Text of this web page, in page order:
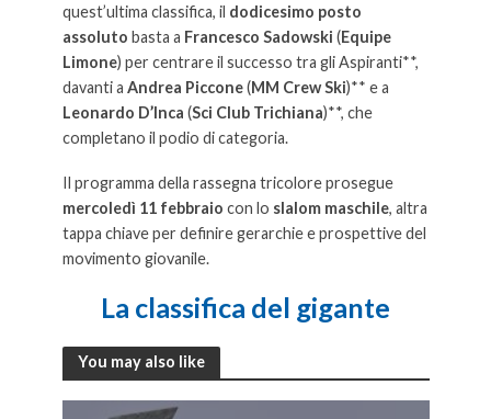
quest’ultima classifica, il dodicesimo posto
assoluto basta a Francesco Sadowski (Equipe
Limone) per centrare il successo tra gli Aspiranti**,
davanti a Andrea Piccone(MM Crew Ski)** e a
Leonardo D’Inca (Sci Club Trichiana)**, che
completano il podio di categoria.
Il programma della rassegna tricolore prosegue
mercoledì 11 febbraio con lo slalom maschile, altra
tappa chiave per definire gerarchie e prospettive del
movimento giovanile.
La classifica del gigante
You may also like